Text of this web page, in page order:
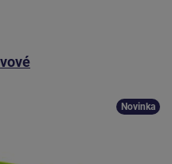
Novinka